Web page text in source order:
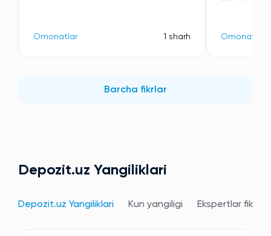
Omonatlar 1 sharh Omonatlar
Barcha fikrlar
Depozit.uz Yangiliklari
Depozit.uz Yangiliklari Kun yangiligi Ekspertlar fikri